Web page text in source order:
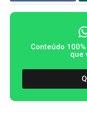
Conteúdo
que